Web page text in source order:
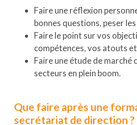
Faire une réflexion
bonnes questions, peser
Faire le point sur vos
compétences, vos atouts
Faire une étude de marché
secteurs en plein boom.
Que faire après une
secrétariat de direction ?